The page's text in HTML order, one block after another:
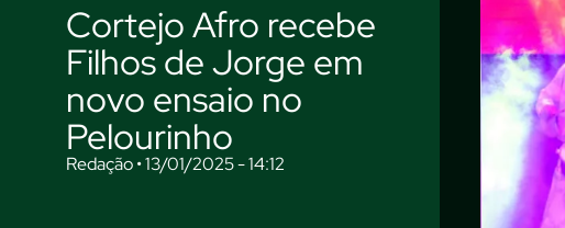
Cortejo Afro recebe
Filhos de Jorge em
novo ensaio no
Pelourinho
Redação • 13/01/2025 - 14:12